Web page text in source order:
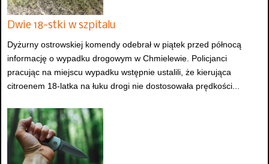
Dwie 18-stki w szpitalu
Dyżurny ostrowskiej komendy odebrał w piątek przed północą
informację o wypadku drogowym w Chmielewie. Policjanci
pracując na miejscu wypadku wstępnie ustalili, że kierująca
citroenem 18-latka na łuku drogi nie dostosowała prędkości...